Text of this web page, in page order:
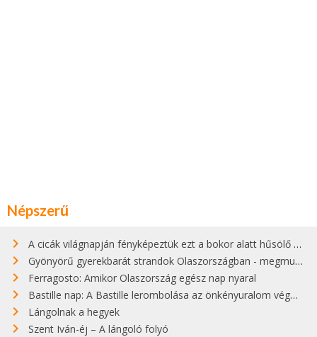
Népszerű
A cicák világnapján fényképeztük ezt a bokor alatt hűsölő cicát Kisorosziban
Gyönyörű gyerekbarát strandok Olaszországban - megmutatjuk a 15 legjobbat
Ferragosto: Amikor Olaszország egész nap nyaral
Bastille nap: A Bastille lerombolása az önkényuralom végét jelentette
Lángolnak a hegyek
Szent Iván-éj – A lángoló folyó